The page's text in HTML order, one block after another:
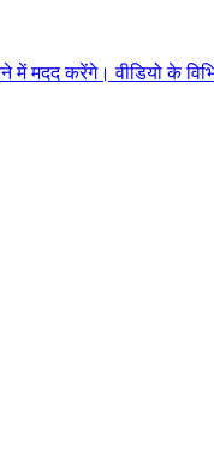
में मदद करेंगे। वीडियो